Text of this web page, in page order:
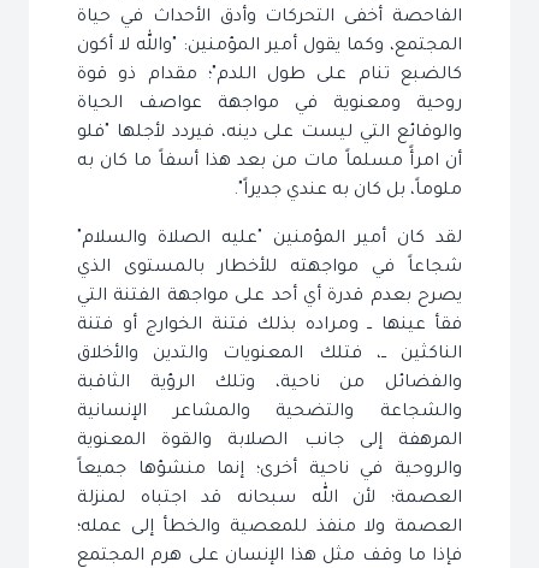
الفاحصة أخفى التحركات وأدق الأحداث في حياة
المجتمع، وكما يقول أمير المؤمنين: "والله لا أكون
كالضبع تنام على طول اللدم"؛ مقدام ذو قوة
روحية ومعنوية في مواجهة عواصف الحياة
والوقائع التي ليست على دينه، فيردد لأجلها "فلو
أن امرأً مسلماً مات من بعد هذا أسفاً ما كان به
ملوماً، بل كان به عندي جديراً".
لقد كان أمير المؤمنين "عليه الصلاة والسلام"
شجاعاً في مواجهته للأخطار بالمستوى الذي
يصرح بعدم قدرة أي أحد على مواجهة الفتنة التي
فقأ عينها ــ ومراده بذلك فتنة الخوارج أو فتنة
الناكثين ــ، فتلك المعنويات والتدين والأخلاق
والفضائل من ناحية، وتلك الرؤية الثاقبة
والشجاعة والتضحية والمشاعر الإنسانية
المرهفة إلى جانب الصلابة والقوة المعنوية
والروحية في ناحية أخرى؛ إنما منشؤها جميعاً
العصمة؛ لأن الله سبحانه قد اجتباه لمنزلة
العصمة ولا منفذ للمعصية والخطأ إلى عمله؛
فإذا ما وقف مثل هذا الإنسان على هرم المجتمع